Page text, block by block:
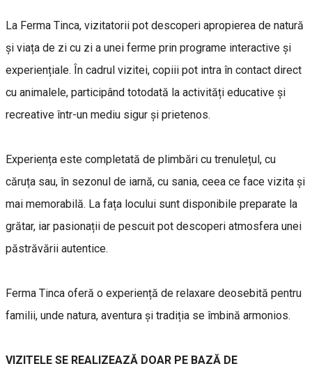
La Ferma Tinca, vizitatorii pot descoperi apropierea de natură
și viața de zi cu zi a unei ferme prin programe interactive și
experiențiale. În cadrul vizitei, copiii pot intra în contact direct
cu animalele, participând totodată la activități educative și
recreative într-un mediu sigur și prietenos.
Experiența este completată de plimbări cu trenulețul, cu
căruța sau, în sezonul de iarnă, cu sania, ceea ce face vizita și
mai memorabilă. La fața locului sunt disponibile preparate la
grătar, iar pasionații de pescuit pot descoperi atmosfera unei
păstrăvării autentice.
Ferma Tinca oferă o experiență de relaxare deosebită pentru
familii, unde natura, aventura și tradiția se îmbină armonios.
VIZITELE SE REALIZEAZĂ DOAR PE BAZĂ DE